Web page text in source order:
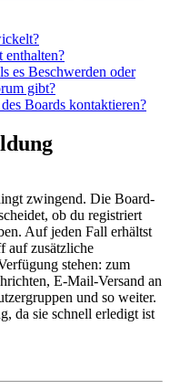
es Beschwerden oder
gibt?
Boards kontaktieren?
zwingend. Die Board-
ob du registriert
Auf jeden Fall erhältst
auf zusätzliche
stehen: zum
E-Mail-Versand an
und so weiter.
da sie schnell erledigt ist